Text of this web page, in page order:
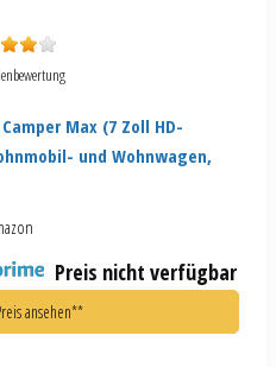
Max (7 Zoll HD-
und Wohnwagen,
Preis nicht verfügbar
ansehen**